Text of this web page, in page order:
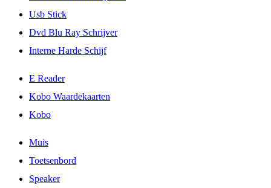
Usb Stick
Dvd Blu Ray Schrijver
Interne Harde Schijf
E Reader
Kobo Waardekaarten
Kobo
Muis
Toetsenbord
Speaker